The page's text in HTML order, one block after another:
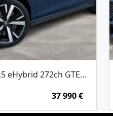
Volkswagen Golf (1.5 eHybrid 272ch GTE DSG6)
37 990 €